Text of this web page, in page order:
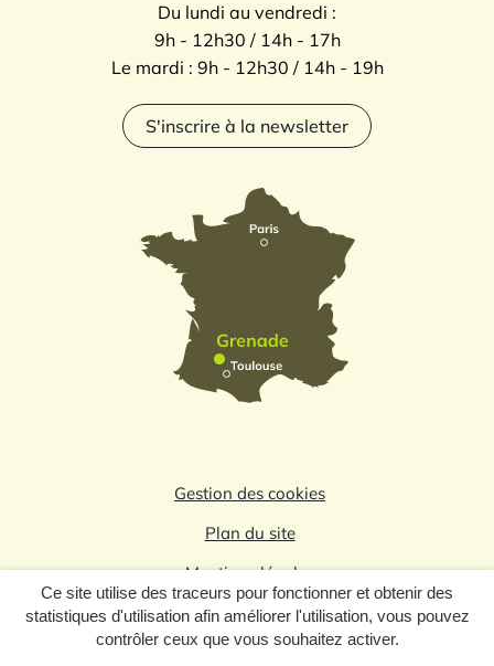
Ce site utilise des traceurs pour fonctionner et obtenir des
statistiques d'utilisation afin améliorer l'utilisation, vous pouvez
contrôler ceux que vous souhaitez activer.
Du lundi au vendredi :
9h - 12h30 / 14h - 17h
Le mardi : 9h - 12h30 / 14h - 19h
S'inscrire à la newsletter
Gestion des cookies
Plan du site
Mentions légales
Politique de confidentialité